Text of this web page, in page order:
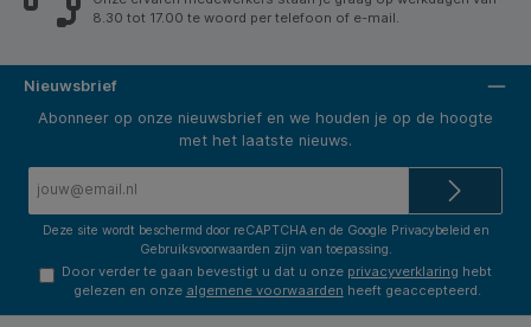
8.30 tot 17.00 te woord per telefoon of e-mail.
Nieuwsbrief
Abonneer op onze nieuwsbrief en we houden je op de hoogte
met het laatste nieuws.
Deze site wordt beschermd door reCAPTCHA en de Google Privacybeleid en
Gebruiksvoorwaarden zijn van toepassing.
Door verder te gaan bevestigt u dat u onze privacyverklaring hebt
gelezen en onze algemene voorwaarden heeft geaccepteerd.